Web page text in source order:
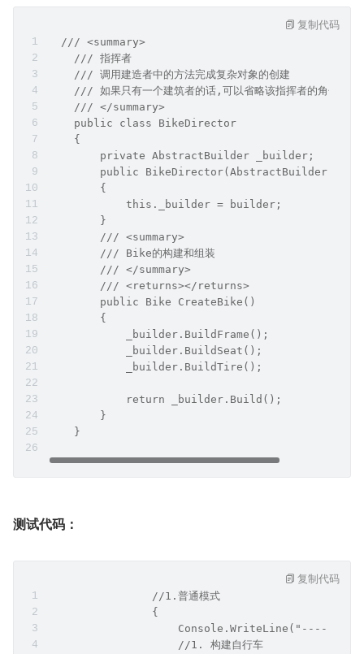
  /// <summary>
    /// 指挥者
    /// 调用建造者中的方法完成复杂对象的创建
    /// 如果只有一个建筑者的话,可以省略该指挥者的角色
    /// </summary>
    public class BikeDirector
    {
        private AbstractBuilder _builder;
public BikeDirector(AbstractBuilder
        {
            this._builder = builder;
        }
        /// <summary>
        /// Bike的构建和组装
        /// </summary>
        /// <returns></returns>
        public Bike CreateBike()
        {
            _builder.BuildFrame();
            _builder.BuildSeat();
            _builder.BuildTire();
            return _builder.Build();
        }
    }
复制代码
测试代码：
                //1.普通模式
                {
                    //1. 构建自行车
复制代码